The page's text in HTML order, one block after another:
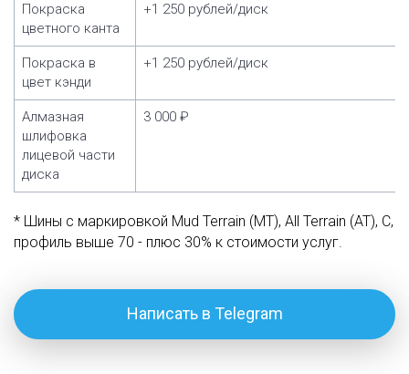
Покраска
цветного канта
+1 250 рублей/диск
Покраска в
цвет кэнди
+1 250 рублей/диск
Алмазная
шлифовка
лицевой части
диска
3 000 ₽
* Шины с маркировкой Mud Terrain (MT), All Terrain (AT), C,
профиль выше 70 - плюс 30% к стоимости услуг.
Написать в Telegram